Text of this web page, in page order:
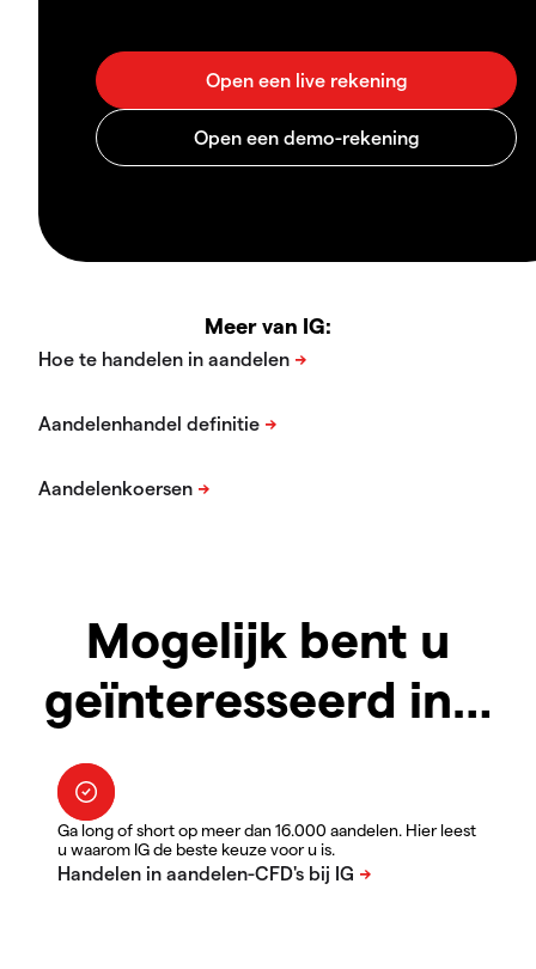
Meer van IG:
Mogelijk bent u
geïnteresseerd in…
Ga long of short op meer dan 16.000 aandelen. Hier leest
u waarom IG de beste keuze voor u is.